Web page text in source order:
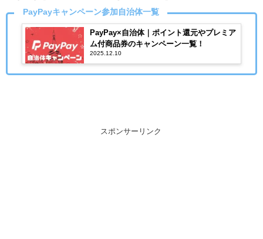
PayPayキャンペーン参加自治体一覧
PayPay×自治体｜ポイント還元やプレミア
ム付商品券のキャンペーン一覧！
2025.12.10
スポンサーリンク